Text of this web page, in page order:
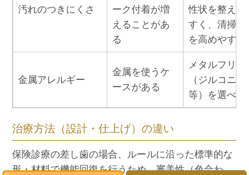
汚れのつきにくさ
ーク付着が増
えることがあ
る
性状を整えや
すく、清掃性
を高めやすい
金属アレルギー
金属を使うケ
ースがある
メタルフリー
（ジルコニア
等）を選べる
治療方法（設計・仕上げ）の違い
保険診療の差し歯の場合、ルールに沿った標準的な
形・材料で機能回復を行うため、審美性（色合わ